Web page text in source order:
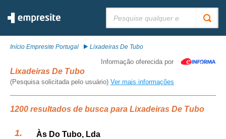
Início Empresite Portugal Lixadeiras De Tubo
Informação oferecida por
Lixadeiras De Tubo
(Pesquisa solicitada pelo usuário) Ver mais informações
1200 resultados de busca para Lixadeiras De Tubo
Às Do Tubo, Lda